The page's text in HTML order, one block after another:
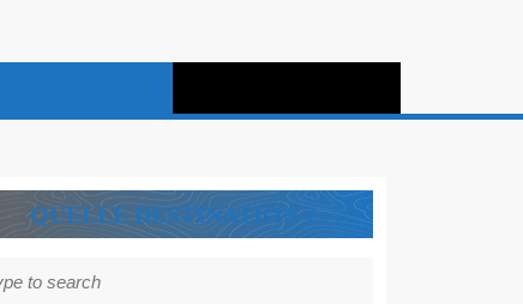
QUELLE DESTINATION ?